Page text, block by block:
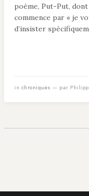
poème, Put-Put,
commence par « je
d’insister
in chroniques — par